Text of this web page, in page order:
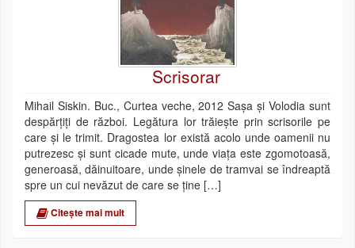
Scrisorar
Mihail Siskin. Buc., Curtea veche, 2012 Saşa şi Volodia sunt
despărţiţi de război. Legătura lor trăieşte prin scrisorile pe
care şi le trimit. Dragostea lor există acolo unde oamenii nu
putrezesc şi sunt cicade mute, unde viaţa este zgomotoasă,
generoasă, dăinuitoare, unde şinele de tramvai se îndreaptă
spre un cui nevăzut de care se ţine […]
Citește mai mult